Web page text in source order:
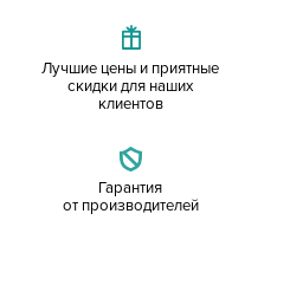
Лучшие цены и приятные
скидки для наших
клиентов
Гарантия
от производителей